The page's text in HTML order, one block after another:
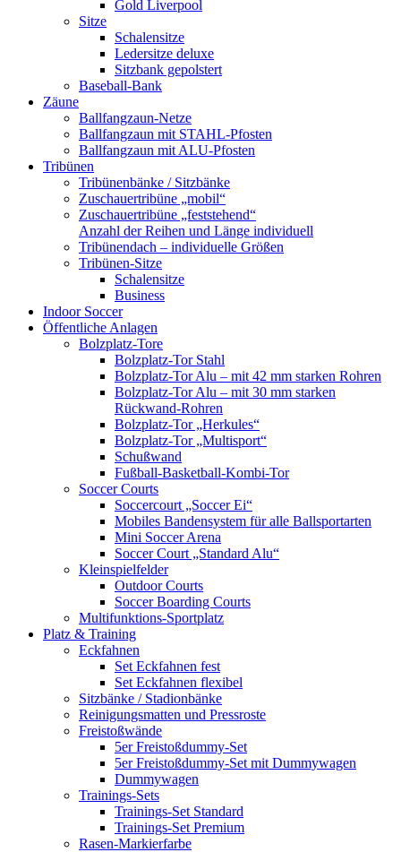
Gold Liverpool
Sitze
Schalensitze
Ledersitze deluxe
Sitzbank gepolstert
Baseball-Bank
Zäune
Ballfangzaun-Netze
Ballfangzaun mit STAHL-Pfosten
Ballfangzaun mit ALU-Pfosten
Tribünen
Tribünenbänke / Sitzbänke
Zuschauertribüne „mobil“
Zuschauertribüne „feststehend“
Anzahl der Reihen und Länge individuell
Tribünendach – individuelle Größen
Tribünen-Sitze
Schalensitze
Business
Indoor Soccer
Öffentliche Anlagen
Bolzplatz-Tore
Bolzplatz-Tor Stahl
Bolzplatz-Tor Alu – mit 42 mm starken Rohren
Bolzplatz-Tor Alu – mit 30 mm starken
Rückwand-Rohren
Bolzplatz-Tor „Herkules“
Bolzplatz-Tor „Multisport“
Schußwand
Fußball-Basketball-Kombi-Tor
Soccer Courts
Soccercourt „Soccer Ei“
Mobiles Bandensystem für alle Ballsportarten
Mini Soccer Arena
Soccer Court „Standard Alu“
Kleinspielfelder
Outdoor Courts
Soccer Boarding Courts
Multifunktions-Sportplatz
Platz & Training
Eckfahnen
Set Eckfahnen fest
Set Eckfahnen flexibel
Sitzbänke / Stadionbänke
Reinigungsmatten und Pressroste
Freistoßwände
5er Freistoßdummy-Set
5er Freistoßdummy-Set mit Dummywagen
Dummywagen
Trainings-Sets
Trainings-Set Standard
Trainings-Set Premium
Rasen-Markierfarbe